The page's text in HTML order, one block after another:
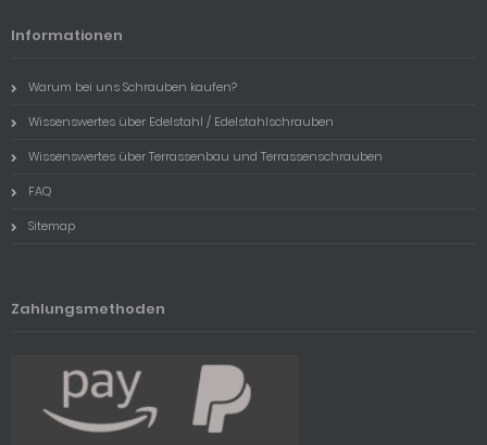
Informationen
Warum bei uns Schrauben kaufen?
Wissenswertes über Edelstahl / Edelstahlschrauben
Wissenswertes über Terrassenbau und Terrassenschrauben
FAQ
Sitemap
Zahlungsmethoden